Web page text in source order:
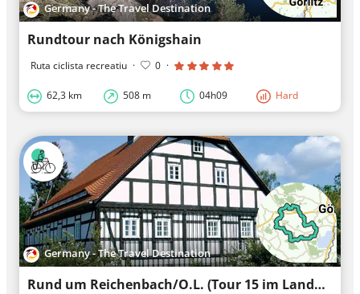
Germany - The Travel Destination
Rundtour nach Königshain
Ruta ciclista recreatiu · 0 ·
62,3 km 508 m 04h09 Hard
Germany - The Travel Destination
Rund um Reichenbach/O.L. (Tour 15 im Landkreis Görlitz)